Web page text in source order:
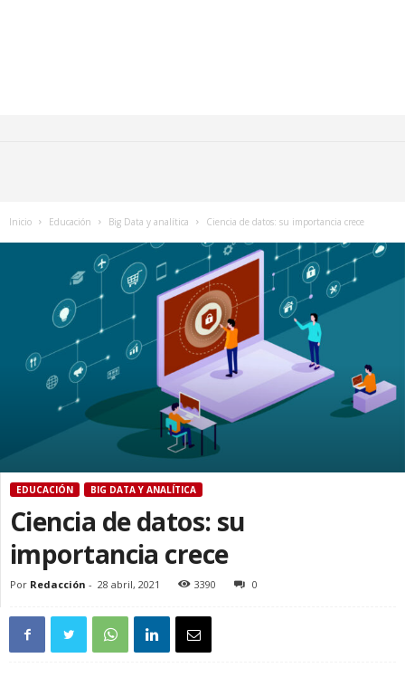
Inicio Educación Big Data y analítica Ciencia de datos: su importancia crece
EDUCACIÓN BIG DATA Y ANALÍTICA
Ciencia de datos: su
importancia crece
Por Redacción - 28 abril, 2021 3390 0